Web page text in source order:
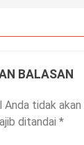
BALASAN
tidak akan
ditandai *